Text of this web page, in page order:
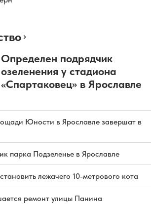
Определен подрядчик
озеленения у стадиона
«Спартаковец» в Ярославле
Юности в Ярославле завершат в
парка Подзеленье в Ярославле
лежачего 10-метрового кота
ремонт улицы Панина